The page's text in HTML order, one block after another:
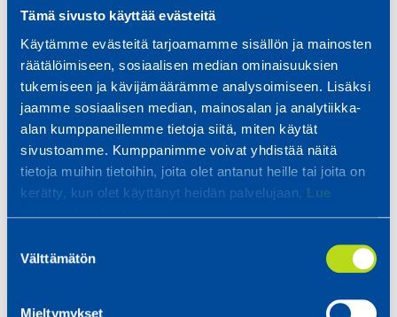
Tämä sivusto käyttää evästeitä
Käytämme evästeitä tarjoamamme sisällön ja mainosten
räätälöimiseen, sosiaalisen median ominaisuuksien
tukemiseen ja kävijämäärämme analysoimiseen. Lisäksi
jaamme sosiaalisen median, mainosalan ja analytiikka-
alan kumppaneillemme tietoja siitä, miten käytät
sivustoamme. Kumppanimme voivat yhdistää näitä
tietoja muihin tietoihin, joita olet antanut heille tai joita on
kerätty, kun olet käyttänyt heidän palvelujaan. Lue
tietosuojaselosteemme.
valinta
Välttämätön
Mieltymykset
We measure the products by scanning a 3D
model with a camera. The resulting model can
be compared to the 3D model created with
design software, accurately exposing any
differences with colours and numbers.
Contact us – we will be happy to tell you more!